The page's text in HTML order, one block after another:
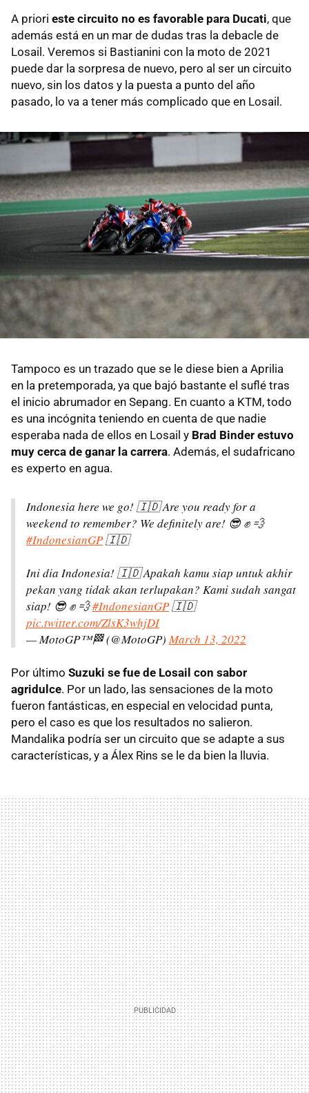
A priori este circuito no es favorable para Ducati, que
además está en un mar de dudas tras la debacle de
Losail. Veremos si Bastianini con la moto de 2021
puede dar la sorpresa de nuevo, pero al ser un circuito
nuevo, sin los datos y la puesta a punto del año
pasado, lo va a tener más complicado que en Losail.
Tampoco es un trazado que se le diese bien a Aprilia
en la pretemporada, ya que bajó bastante el suflé tras
el inicio abrumador en Sepang. En cuanto a KTM, todo
es una incógnita teniendo en cuenta de que nadie
esperaba nada de ellos en Losail y Brad Binder estuvo
muy cerca de ganar la carrera. Además, el sudafricano
es experto en agua.
Indonesia here we go! 🇮🇩 Are you ready for a
weekend to remember? We definitely are! 😎 ✊ 💨
#IndonesianGP🇮🇩
Ini dia Indonesia! 🇮🇩 Apakah kamu siap untuk akhir
pekan yang tidak akan terlupakan? Kami sudah sangat
siap! 😎 ✊ 💨#IndonesianGP🇮🇩
pic.twitter.com/ZlsK3whjDI
— MotoGP™🏁 (@MotoGP)March 13, 2022
Por último Suzuki se fue de Losail con sabor
agridulce. Por un lado, las sensaciones de la moto
fueron fantásticas, en especial en velocidad punta,
pero el caso es que los resultados no salieron.
Mandalika podría ser un circuito que se adapte a sus
características, y a Álex Rins se le da bien la lluvia.